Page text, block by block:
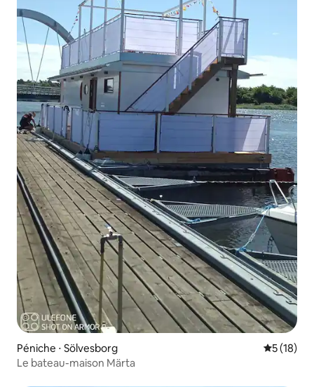
Péniche ⋅ Sölvesborg
5 (18)
Le bateau-maison Märta